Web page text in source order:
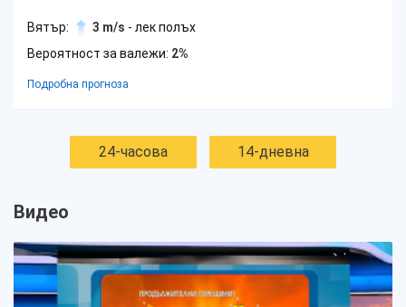
Вятър: 3 m/s - лек полъх
Вероятност за валежи: 2%
Подробна прогноза
24-часова 14-дневна
Видео